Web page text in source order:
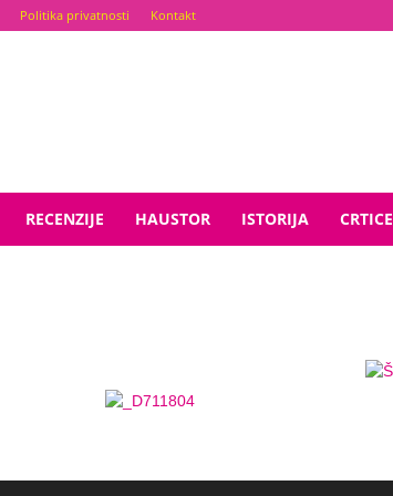
Politika privatnosti Kontakt
RECENZIJE HAUSTOR ISTORIJA CRTICE